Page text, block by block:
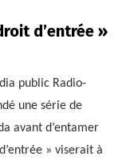
d’entrée »
public Radio-
une série de
avant d’entamer
» viserait à